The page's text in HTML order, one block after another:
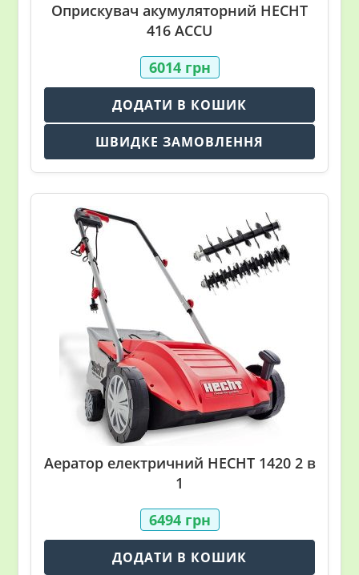
Оприскувач акумуляторний HECHT
416 ACCU
6014 грн
ДОДАТИ В КОШИК
ШВИДКЕ ЗАМОВЛЕННЯ
Аератор електричний HECHT 1420 2 в
1
6494 грн
ДОДАТИ В КОШИК